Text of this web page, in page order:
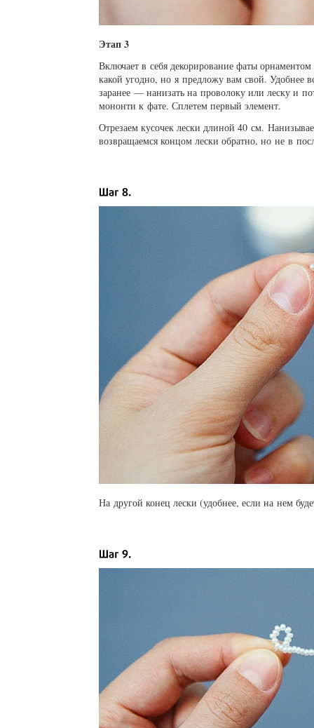
Этап 3
Включает в себя декорирование фаты
какой угодно, но я предложу вам свой. Удобнее
заранее — нанизать на проволоку или леску и
мононти к фате. Сплетем первый элемент.
Отрезаем кусочек лески длиной 40 см.
возвращаемся концом лески обратно, но не в
На другой конец лески (удобнее, если на нем